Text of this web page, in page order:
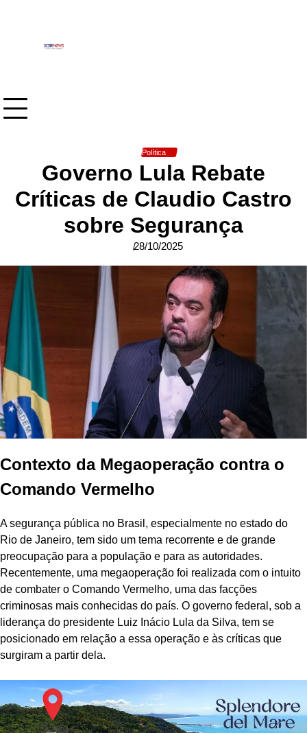
Política
Governo Lula Rebate
Críticas de Claudio Castro
sobre Segurança
28/10/2025
Contexto da Megaoperação contra o
Comando Vermelho
A segurança pública no Brasil, especialmente no estado do
Rio de Janeiro, tem sido um tema recorrente e de grande
preocupação para a população e para as autoridades.
Recentemente, uma megaoperação foi realizada com o intuito
de combater o Comando Vermelho, uma das facções
criminosas mais conhecidas do país. O governo federal, sob a
liderança do presidente Luiz Inácio Lula da Silva, tem se
posicionado em relação a essa operação e às críticas que
surgiram a partir dela.